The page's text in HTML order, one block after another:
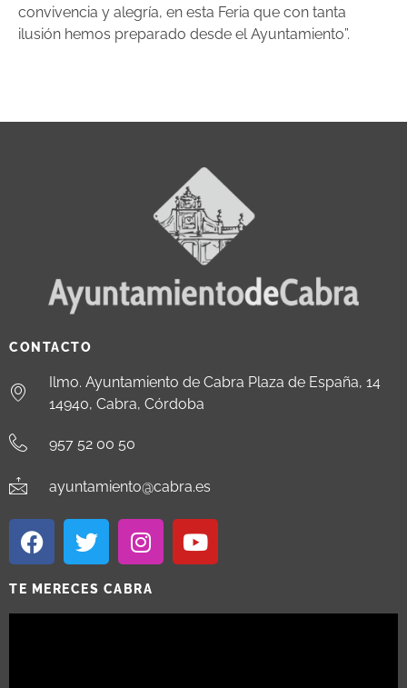
convivencia y alegría, en esta Feria que con tanta
ilusión hemos preparado desde el Ayuntamiento”.
CONTACTO
Ilmo. Ayuntamiento de Cabra Plaza de España, 14
14940, Cabra, Córdoba
957 52 00 50
ayuntamiento@cabra.es
TE MERECES CABRA